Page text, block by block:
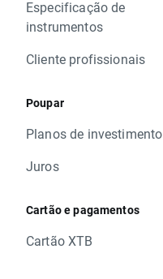
Especificação de
instrumentos
Cliente profissionais
Poupar
Planos de investimento
Juros
Cartão e pagamentos
Cartão XTB